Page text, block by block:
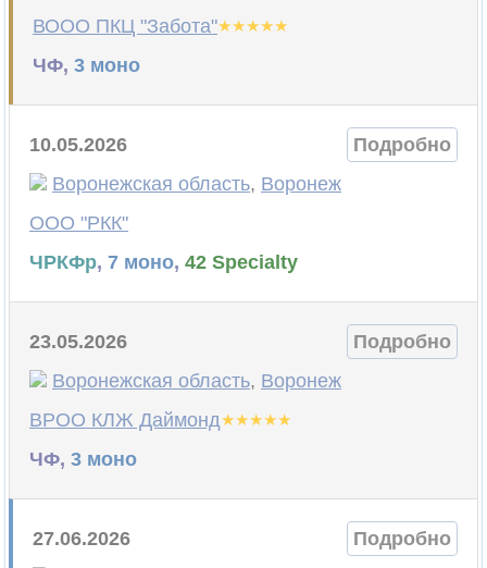
ВООО ПКЦ "Забота"
ЧФ, 3 моно
10.05.2026
Подробно
Воронежская область, Воронеж
ООО "РКК"
ЧРКФр, 7 моно, 42 Specialty
23.05.2026
Подробно
Воронежская область, Воронеж
ВРОО КЛЖ Даймонд
ЧФ, 3 моно
27.06.2026
Подробно